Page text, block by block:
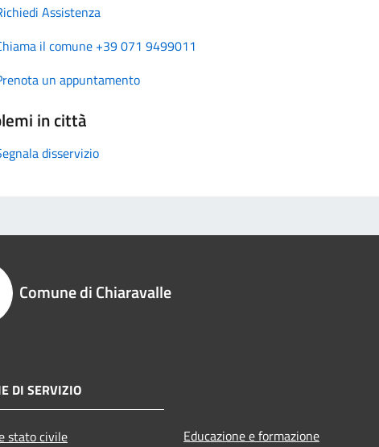
Assistenza
il comune +39 071 9499011
un appuntamento
in città
disservizio
Comune di Chiaravalle
DI SERVIZIO
stato civile
Educazione e formazione